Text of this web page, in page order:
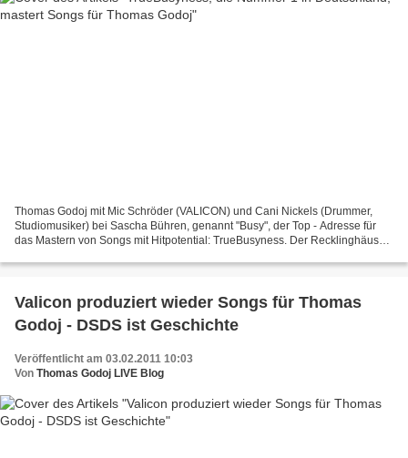
Thomas Godoj mit Mic Schröder (VALICON) und Cani Nickels (Drummer,
Studiomusiker) bei Sascha Bühren, genannt "Busy", der Top - Adresse für
das Mastern von Songs mit Hitpotential: TrueBusyness. Der Recklinghäuser
Valicon produziert wieder Songs für Thomas
Godoj - DSDS ist Geschichte
Veröffentlicht am 03.02.2011 10:03
Von Thomas Godoj LIVE Blog